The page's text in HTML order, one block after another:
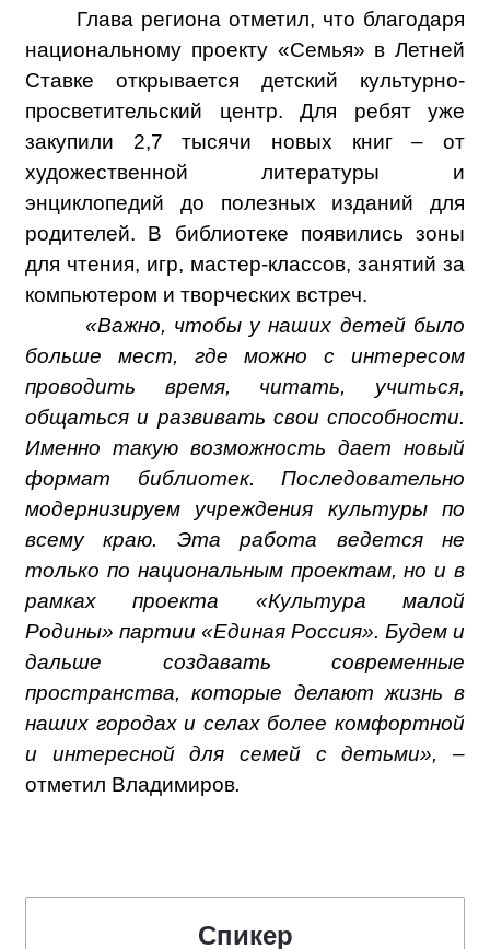
Глава региона отметил, что благодаря
национальному проекту «Семья» в Летней
Ставке открывается детский культурно-
просветительский центр. Для ребят уже
закупили 2,7 тысячи новых книг – от
художественной литературы и
энциклопедий до полезных изданий для
родителей. В библиотеке появились зоны
для чтения, игр, мастер-классов, занятий за
компьютером и творческих встреч.
«Важно, чтобы у наших детей было
больше мест, где можно с интересом
проводить время, читать, учиться,
общаться и развивать свои способности.
Именно такую возможность дает новый
формат библиотек. Последовательно
модернизируем учреждения культуры по
всему краю. Эта работа ведется не
только по национальным проектам, но и в
рамках проекта «Культура малой
Родины» партии «Единая Россия». Будем и
дальше создавать современные
пространства, которые делают жизнь в
наших городах и селах более комфортной
и интересной для семей с детьми», –
отметил Владимиров.
Спикер